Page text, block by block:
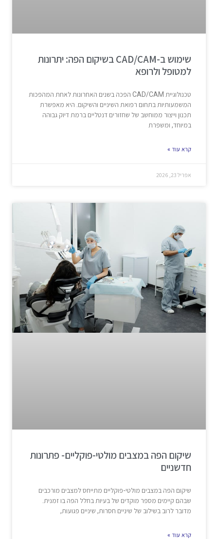
שימוש ב-CAD/CAM בשיקום הפה: יתרונות
למטופל ולרופא
טכנולוגיית CAD/CAM הפכה בשנים האחרונות לאחת המהפכות
המשמעותיות בתחום רפואת השיניים והשיקום. היא מאפשרת
תכנון וייצור ממוחשב של שחזורים דנטליים ברמת דיוק גבוהה
במיוחד, ומשפרת
קרא עוד »
אפריל 23, 2026
שיקום הפה במצבים מולטי-פוקליים- פתרונות
חדשניים
שיקום הפה במצבים מולטי-פוקליים מתייחס למצבים מורכבים
שבהם קיימים מספר מוקדים של בעיות בחלל הפה בו זמנית.
מדובר לרוב בשילוב של שיניים חסרות, שיניים פגועות,
קרא עוד »